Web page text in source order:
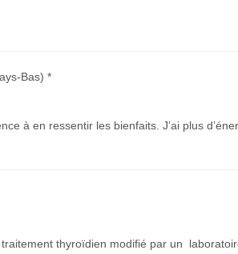
Bas) *
à en ressentir les bienfaits. J’ai plus
thyroïdien modifié par un